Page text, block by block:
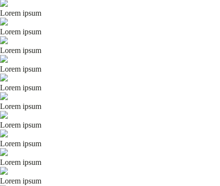
Lorem ipsum
Lorem ipsum
Lorem ipsum
Lorem ipsum
Lorem ipsum
Lorem ipsum
Lorem ipsum
Lorem ipsum
Lorem ipsum
Lorem ipsum